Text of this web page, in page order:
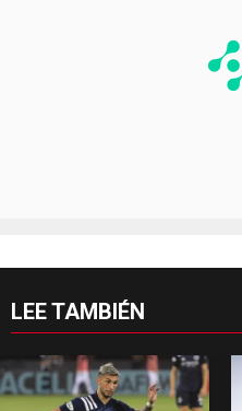
LEE TAMBIÉN